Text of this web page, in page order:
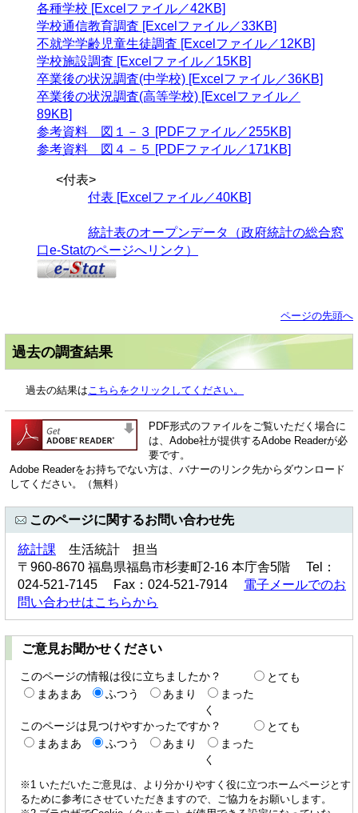
各種学校 [Excelファイル／42KB]
学校通信教育調査 [Excelファイル／33KB]
不就学学齢児童生徒調査 [Excelファイル／12KB]
学校施設調査 [Excelファイル／15KB]
卒業後の状況調査(中学校) [Excelファイル／36KB]
卒業後の状況調査(高等学校) [Excelファイル／
89KB]
参考資料 図１－３ [PDFファイル／255KB]
参考資料 図４－５ [PDFファイル／171KB]
<付表>
付表 [Excelファイル／40KB]
統計表のオープンデータ（政府統計の総合窓
口e-Statのページへリンク）
ページの先頭へ
過去の調査結果
過去の結果はこちらをクリックしてください。
PDF形式のファイルをご覧いただく場合に
は、Adobe社が提供するAdobe Readerが必
要です。
Adobe Readerをお持ちでない方は、バナーのリンク先からダウンロード
してください。（無料）
このページに関するお問い合わせ先
統計課 生活統計 担当
〒960-8670 福島県福島市杉妻町2-16 本庁舎5階 Tel：
024-521-7145 Fax：024-521-7914 電子メールでのお
問い合わせはこちらから
ご意見お聞かせください
このページの情報は役に立ちましたか？
とても
まあまあ
ふつう あまり
まった
く
このページは見つけやすかったですか？
とても
まあまあ
ふつう あまり
まった
く
※1 いただいたご意見は、より分かりやすく役に立つホームページとす
るために参考にさせていただきますので、ご協力をお願いします。